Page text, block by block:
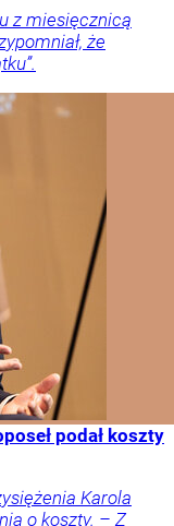
z miesięcznicą
że
podał koszty
Karola
o koszty. – Z